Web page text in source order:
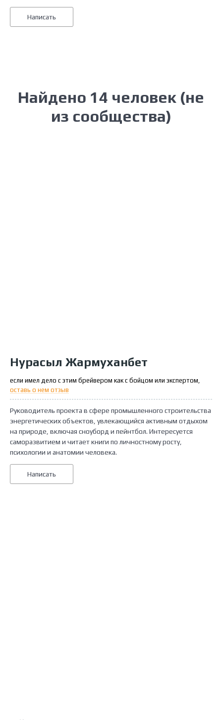
Написать
Найдено 14 человек (не
из сообщества)
Нурасыл Жармуханбет
если имел дело с этим брейвером как с бойцом или экспертом,
оставь о нем отзыв
Руководитель проекта в сфере промышленного строительства
энергетических объектов, увлекающийся активным отдыхом
на природе, включая сноуборд и пейнтбол. Интересуется
саморазвитием и читает книги по личностному росту,
психологии и анатомии человека.
Написать